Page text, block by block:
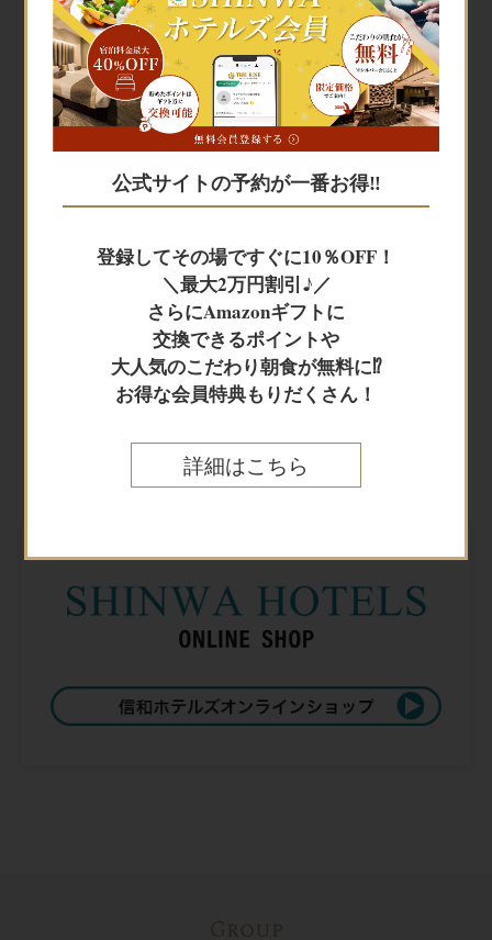
Online shop
オンラインショップ
宿泊予約
宿泊予約
レンタカー+宿泊
航空券＋宿泊
公式サイトの予約が一番お得‼
登録してその場ですぐに10％OFF！
＼最大2万円割引♪／
さらにAmazonギフトに
交換できるポイントや
大人気のこだわり朝食が無料に⁉
お得な会員特典もりだくさん！
詳細はこちら